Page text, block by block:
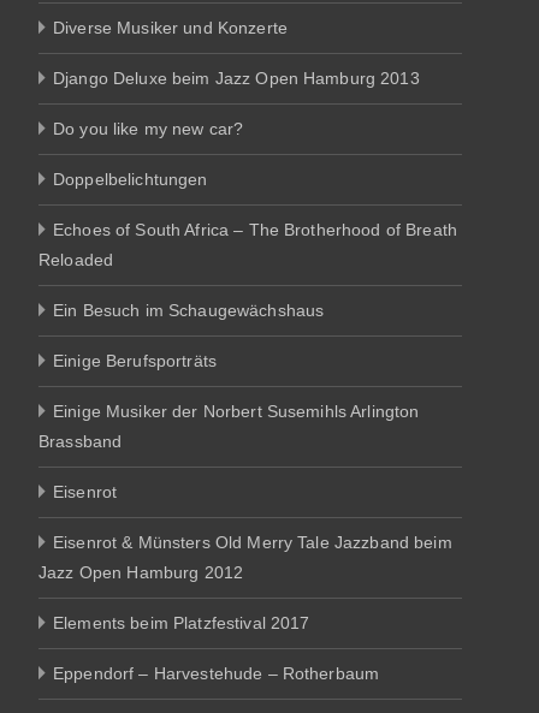
Diverse Musiker und Konzerte
Django Deluxe beim Jazz Open Hamburg 2013
Do you like my new car?
Doppelbelichtungen
Echoes of South Africa – The Brotherhood of Breath
Reloaded
Ein Besuch im Schaugewächshaus
Einige Berufsporträts
Einige Musiker der Norbert Susemihls Arlington
Brassband
Eisenrot
Eisenrot & Münsters Old Merry Tale Jazzband beim
Jazz Open Hamburg 2012
Elements beim Platzfestival 2017
Eppendorf – Harvestehude – Rotherbaum